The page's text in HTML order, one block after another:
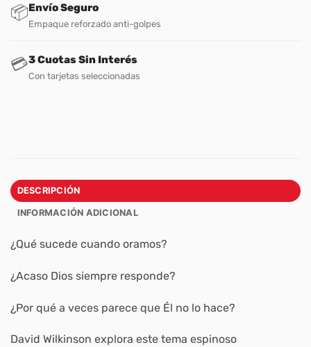
📦Envío Seguro
Empaque reforzado anti-golpes
💳3 Cuotas Sin Interés
Con tarjetas seleccionadas
DESCRIPCIÓN
INFORMACIÓN ADICIONAL
¿Qué sucede cuando oramos?
¿Acaso Dios siempre responde?
¿Por qué a veces parece que Él no lo hace?
David Wilkinson explora este tema espinoso